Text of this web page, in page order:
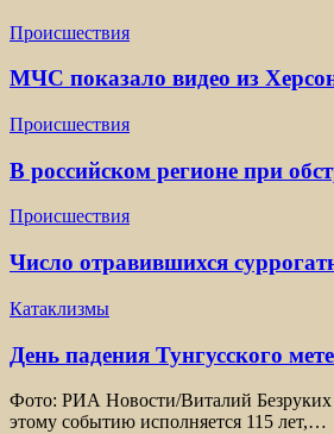
Происшествия
МЧС показало видео из
Происшествия
В российском регионе при
Происшествия
Число отравившихся
Катаклизмы
День падения Тунгусского
Фото: РИА Новости/Виталий Безруких
этому событию исполняется 115 лет,…